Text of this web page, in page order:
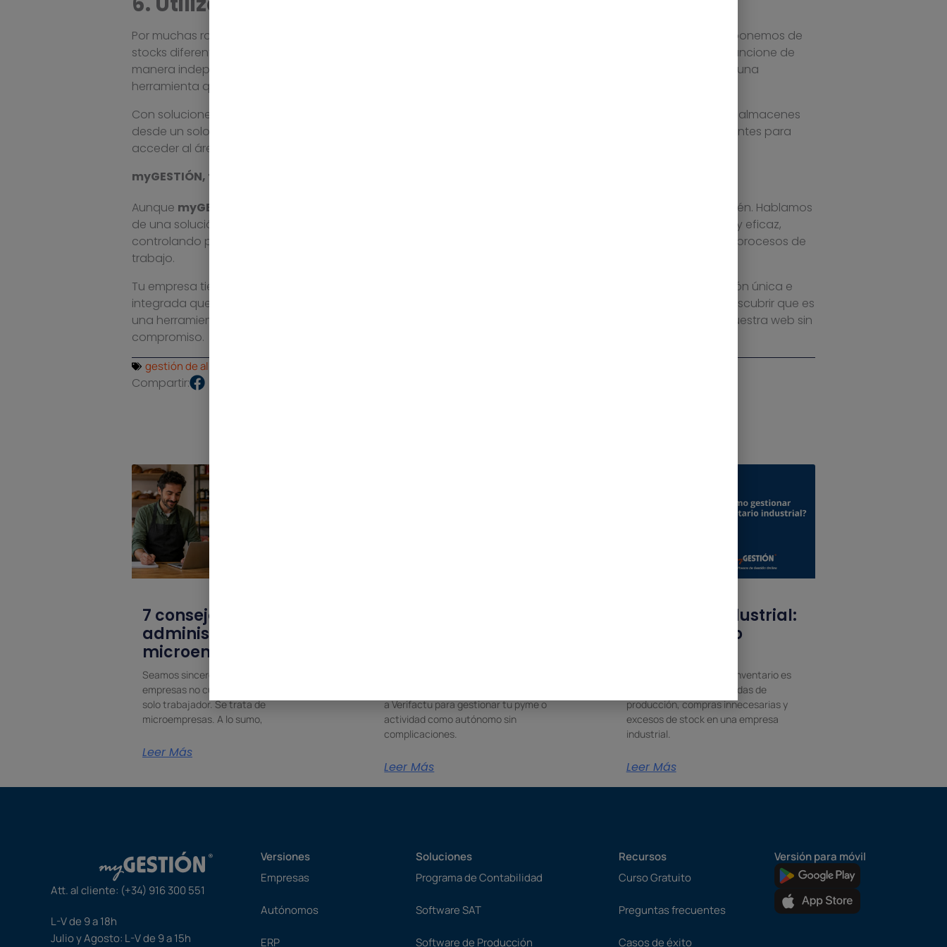
Por muchas razones, a una empresa puede interesarle disponer de almacenes separados. Por ejemplo, si disponemos de
stocks diferentes para dos líneas de negocio distintas; o si queremos que cada delegación en otros países funcione de
manera independiente, con su propio almacén y sus propios procesos, está claro que necesitas disponer de una
herramienta que te permita gestionar este aspecto.
Con soluciones como
podrás adaptarte a las necesidades de tu negocio para gestionar varios almacenes
desde un solo programa, creando tantos usuarios como necesites y asignándoles los permisos correspondientes para
acceder al área que les afecta.
myGESTIÓN, tu software de gestión para control de almacén
Aunque myGESTIÓN
, es una herramienta que dispone de un módulo de control de almacén. Hablamos
de una solución práctica y eficaz para empresas que necesiten gestionar la logística de manera profesional y eficaz,
controlando por ejemplo las roturas de stock y evitando al máximo los errores que se puedan producir en los procesos de
trabajo.
Tu empresa tiene
que van más allá de la gestión de almacén. Necesitas una solución única e
integrada que te permita controlar tu negocio desde un solo lugar. Si quieres
, vas a descubrir que es
una herramienta muy completa y con módulos adaptados a tus necesidades. Solicita más información en nuestra web sin
compromiso.
gestión de almacén
Compartir:
7 consejos para
administrar una
microempresa
Seamos sinceros: muchas pequeñas
empresas no cuentan con más de un
solo trabajador. Se trata de
microempresas. A lo sumo,
Leer Más
a Verifactu para gestionar tu pyme o
actividad como autónomo sin
complicaciones.
Leer Más
Inventario industrial:
qué es y cómo
Una gestión precisa del inventario es
esencial para evitar paradas de
producción, compras innecesarias y
excesos de stock en una empresa
industrial.
Leer Más
Att. al cliente: (+34) 916 300 551
L-V de 9 a 18h
Julio y Agosto: L-V de 9 a 15h
Versiones
Empresas
Autónomos
ERP
Soluciones
Programa de Contabilidad
Software SAT
Software de Producción
Recursos
Curso Gratuito
Preguntas frecuentes
Casos de éxito
Versión para móvil